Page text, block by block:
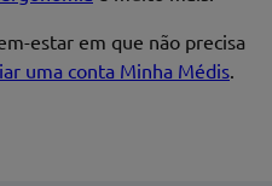
estar em que não precisa
uma conta Minha Médis.